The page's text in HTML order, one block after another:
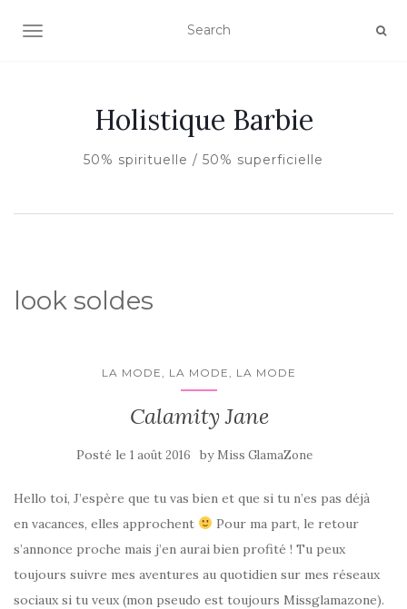
AFFICHER/MASQUER LA NAVIGATION
Holistique Barbie
50% spirituelle / 50% superficielle
look soldes
LA MODE, LA MODE, LA MODE
Calamity Jane
Posté le 1 août 2016 by Miss GlamaZone
Hello toi, J’espère que tu vas bien et que si tu n’es pas déjà
en vacances, elles approchent
Pour ma part, le retour
s’annonce proche mais j’en aurai bien profité ! Tu peux
toujours suivre mes aventures au quotidien sur mes réseaux
sociaux si tu veux (mon pseudo est toujours Missglamazone).